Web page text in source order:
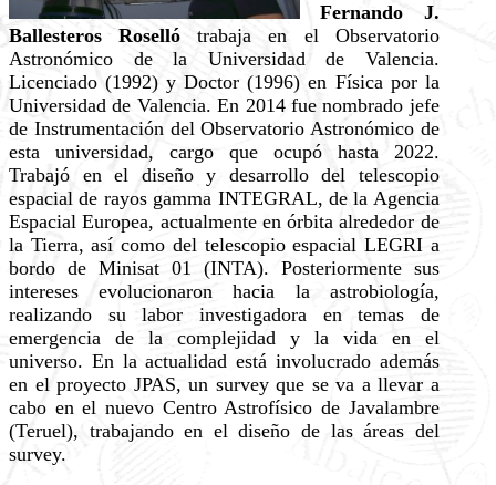
Fernando J.
Ballesteros Roselló trabaja en el Observatorio
Astronómico de la Universidad de Valencia.
Licenciado (1992) y Doctor (1996) en Física por la
Universidad de Valencia. En 2014 fue nombrado jefe
de Instrumentación del Observatorio Astronómico de
esta universidad, cargo que ocupó hasta 2022.
Trabajó en el diseño y desarrollo del telescopio
espacial de rayos gamma INTEGRAL, de la Agencia
Espacial Europea, actualmente en órbita alrededor de
la Tierra, así como del telescopio espacial LEGRI a
bordo de Minisat 01 (INTA). Posteriormente sus
intereses evolucionaron hacia la astrobiología,
realizando su labor investigadora en temas de
emergencia de la complejidad y la vida en el
universo. En la actualidad está involucrado además
en el proyecto JPAS, un survey que se va a llevar a
cabo en el nuevo Centro Astrofísico de Javalambre
(Teruel), trabajando en el diseño de las áreas del
survey.